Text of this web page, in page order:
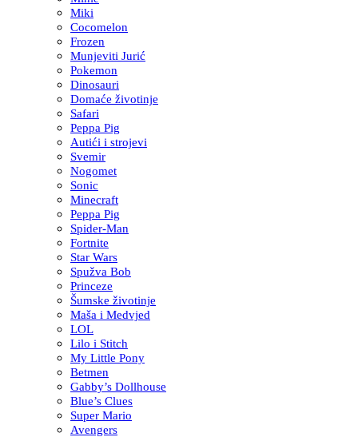
Miki
Cocomelon
Frozen
Munjeviti Jurić
Pokemon
Dinosauri
Domaće životinje
Safari
Peppa Pig
Autići i strojevi
Svemir
Nogomet
Sonic
Minecraft
Peppa Pig
Spider-Man
Fortnite
Star Wars
Spužva Bob
Princeze
Šumske životinje
Maša i Medvjed
LOL
Lilo i Stitch
My Little Pony
Betmen
Gabby’s Dollhouse
Blue’s Clues
Super Mario
Avengers